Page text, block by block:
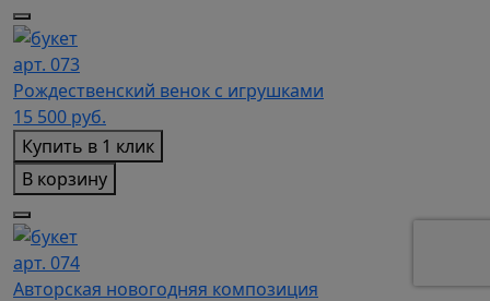
арт. 073
Рождественский венок с игрушками
15 500 руб.
Купить в 1 клик
В корзину
арт. 074
Авторская новогодняя композиция